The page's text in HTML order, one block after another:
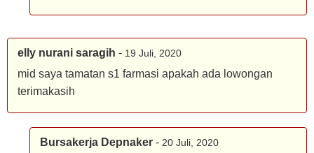
elly nurani saragih - 19 Juli, 2020
mid saya tamatan s1 farmasi apakah ada lowongan
terimakasih
Bursakerja Depnaker - 20 Juli, 2020